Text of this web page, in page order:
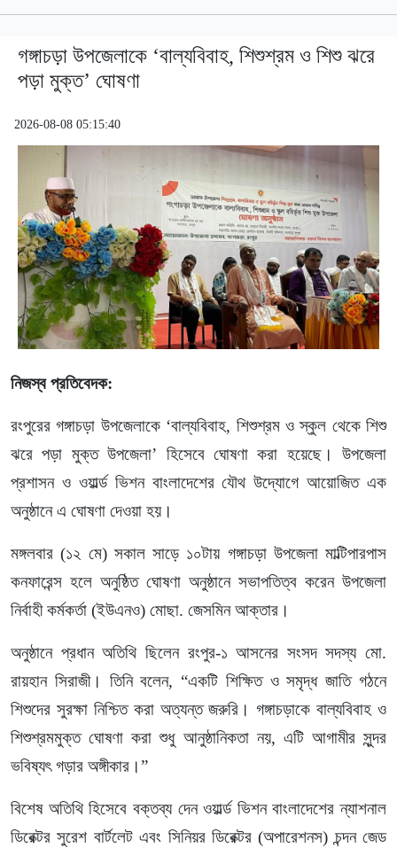
গঙ্গাচড়া উপজেলাকে ‘বাল্যবিবাহ, শিশুশ্রম ও শিশু ঝরে
পড়া মুক্ত’ ঘোষণা
2026-08-08 05:15:40
নিজস্ব প্রতিবেদক:
রংপুরের গঙ্গাচড়া উপজেলাকে ‘বাল্যবিবাহ, শিশুশ্রম ও স্কুল থেকে শিশু
ঝরে পড়া মুক্ত উপজেলা’ হিসেবে ঘোষণা করা হয়েছে। উপজেলা
প্রশাসন ও ওয়ার্ল্ড ভিশন বাংলাদেশের যৌথ উদ্যোগে আয়োজিত এক
অনুষ্ঠানে এ ঘোষণা দেওয়া হয়।
মঙ্গলবার (১২ মে) সকাল সাড়ে ১০টায় গঙ্গাচড়া উপজেলা মাল্টিপারপাস
কনফারেন্স হলে অনুষ্ঠিত ঘোষণা অনুষ্ঠানে সভাপতিত্ব করেন উপজেলা
নির্বাহী কর্মকর্তা (ইউএনও) মোছা. জেসমিন আক্তার।
অনুষ্ঠানে প্রধান অতিথি ছিলেন রংপুর-১ আসনের সংসদ সদস্য মো.
রায়হান সিরাজী। তিনি বলেন, “একটি শিক্ষিত ও সমৃদ্ধ জাতি গঠনে
শিশুদের সুরক্ষা নিশ্চিত করা অত্যন্ত জরুরি। গঙ্গাচড়াকে বাল্যবিবাহ ও
শিশুশ্রমমুক্ত ঘোষণা করা শুধু আনুষ্ঠানিকতা নয়, এটি আগামীর সুন্দর
ভবিষ্যৎ গড়ার অঙ্গীকার।”
বিশেষ অতিথি হিসেবে বক্তব্য দেন ওয়ার্ল্ড ভিশন বাংলাদেশের ন্যাশনাল
ডিরেক্টর সুরেশ বার্টলেট এবং সিনিয়র ডিরেক্টর (অপারেশনস) চন্দন জেড